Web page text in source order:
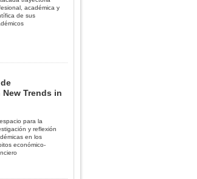
académica y
de sus
Trends in
para la
y reflexión
en los
económico-